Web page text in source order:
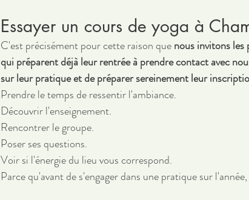
Essayer un cours de yoga à
C'est précisément pour cette raison que nous invitons les
qui préparent déjà leur rentrée à prendre contact avec
sur leur pratique et de préparer sereinement leur
Prendre le temps de ressentir l'ambiance.
Découvrir l'enseignement.
Rencontrer le groupe.
Poser ses questions.
Voir si l'énergie du lieu vous correspond.
Parce qu'avant de s'engager dans une pratique sur